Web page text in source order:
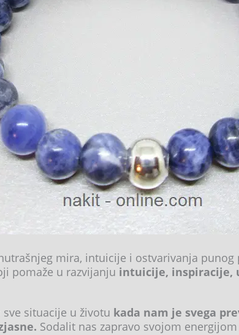
mira, intuicije i ostvarivanja punog
pomaže u razvijanju intuicije, inspiracije,
sve situacije u životu kada nam je svega
Sodalit nas zapravo svojom